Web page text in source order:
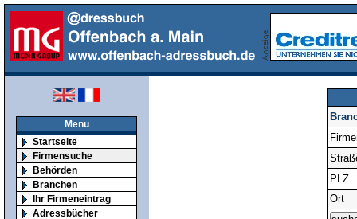
Menu
Startseite
Firmensuche
Behörden
Branchen
Ihr Firmeneintrag
Adressbücher
PLZ
Ort